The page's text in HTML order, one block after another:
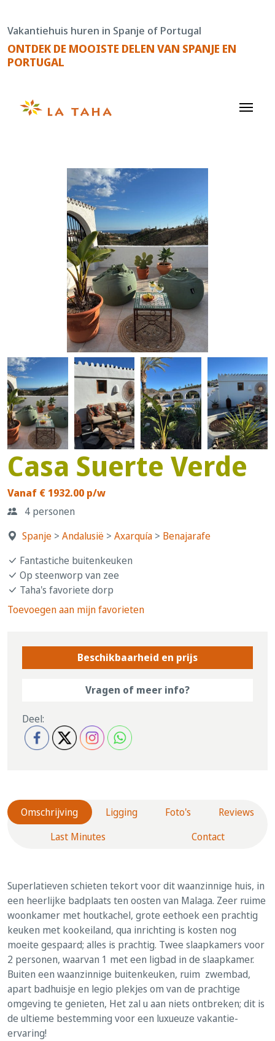
de
content
Vakantiehuis huren in Spanje of Portugal
ONTDEK DE MOOISTE DELEN VAN SPANJE EN
PORTUGAL
Casa Suerte Verde
Vanaf € 1932.00 p/w
4 personen
Spanje > Andalusië > Axarquía > Benajarafe
Fantastiche buitenkeuken
Op steenworp van zee
Taha's favoriete dorp
Toevoegen aan mijn favorieten
Beschikbaarheid en prijs
Vragen of meer info?
Deel:
Omschrijving Ligging Foto's
Reviews
Last Minutes
Contact
Superlatieven schieten tekort voor dit waanzinnige huis, in
een heerlijke badplaats ten oosten van Malaga. Zeer ruime
woonkamer met houtkachel, grote eethoek een prachtig
keuken met kookeiland, qua inrichting is kosten nog
moeite gespaard; alles is prachtig. Twee slaapkamers voor
2 personen, waarvan 1 met een ligbad in de slaapkamer.
Buiten een waanzinnige buitenkeuken, ruim zwembad,
apart badhuisje en legio plekjes om van de prachtige
omgeving te genieten, Het zal u aan niets ontbreken; dit is
de ultieme bestemming voor een luxueuze vakantie-
ervaring!